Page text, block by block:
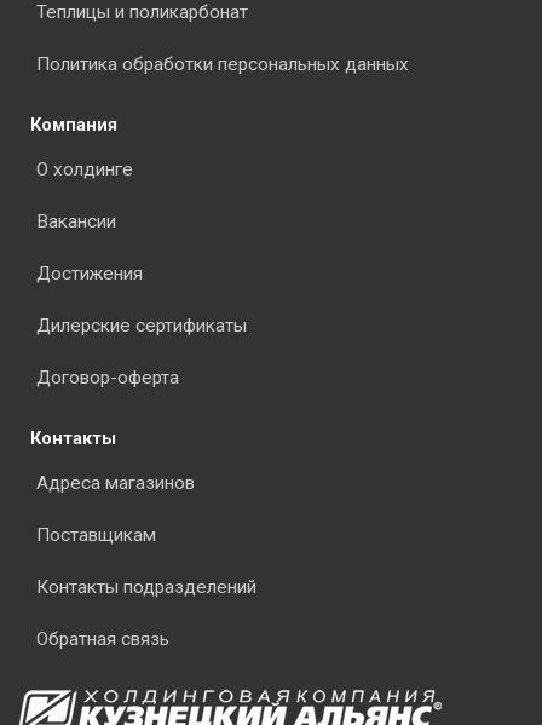
Теплицы и поликарбонат
Политика обработки персональных данных
Компания
О холдинге
Вакансии
Достижения
Дилерские сертификаты
Договор-оферта
Контакты
Адреса магазинов
Поставщикам
Контакты подразделений
Обратная связь